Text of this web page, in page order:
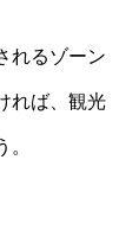
れるゾーン
れば、観光